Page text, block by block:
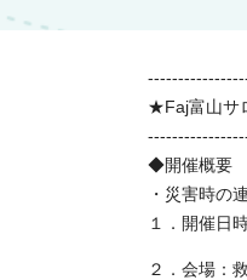
★Faj富山サ
◆開催概要
・災害時の
１．開催日
２．会場：